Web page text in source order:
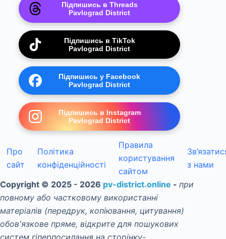
Підпишись в Threads
Pavlograd District
Підпишись в TikTok
Pavlograd District
Підпишись у Facebook
Pavlograd District
Підпишись в Instagram
Pavlograd District
Про
сайт
Політика
конфіденційності
Правила
користування
сайтом
з нами
Copyright © 2025 - 2026 pv-district.online - при
повному або частковому використанні
матеріалів (передрук, копіювання, цитування)
обов'язкове пряме, відкрите для пошукових
систем гіперпосилання на сторінку-